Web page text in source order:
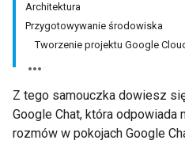
Architektura
Przygotowywanie środowiska
Tworzenie projektu Google
Z tego samouczka dowiesz
Google Chat, która odpowiada
rozmów w pokojach Google